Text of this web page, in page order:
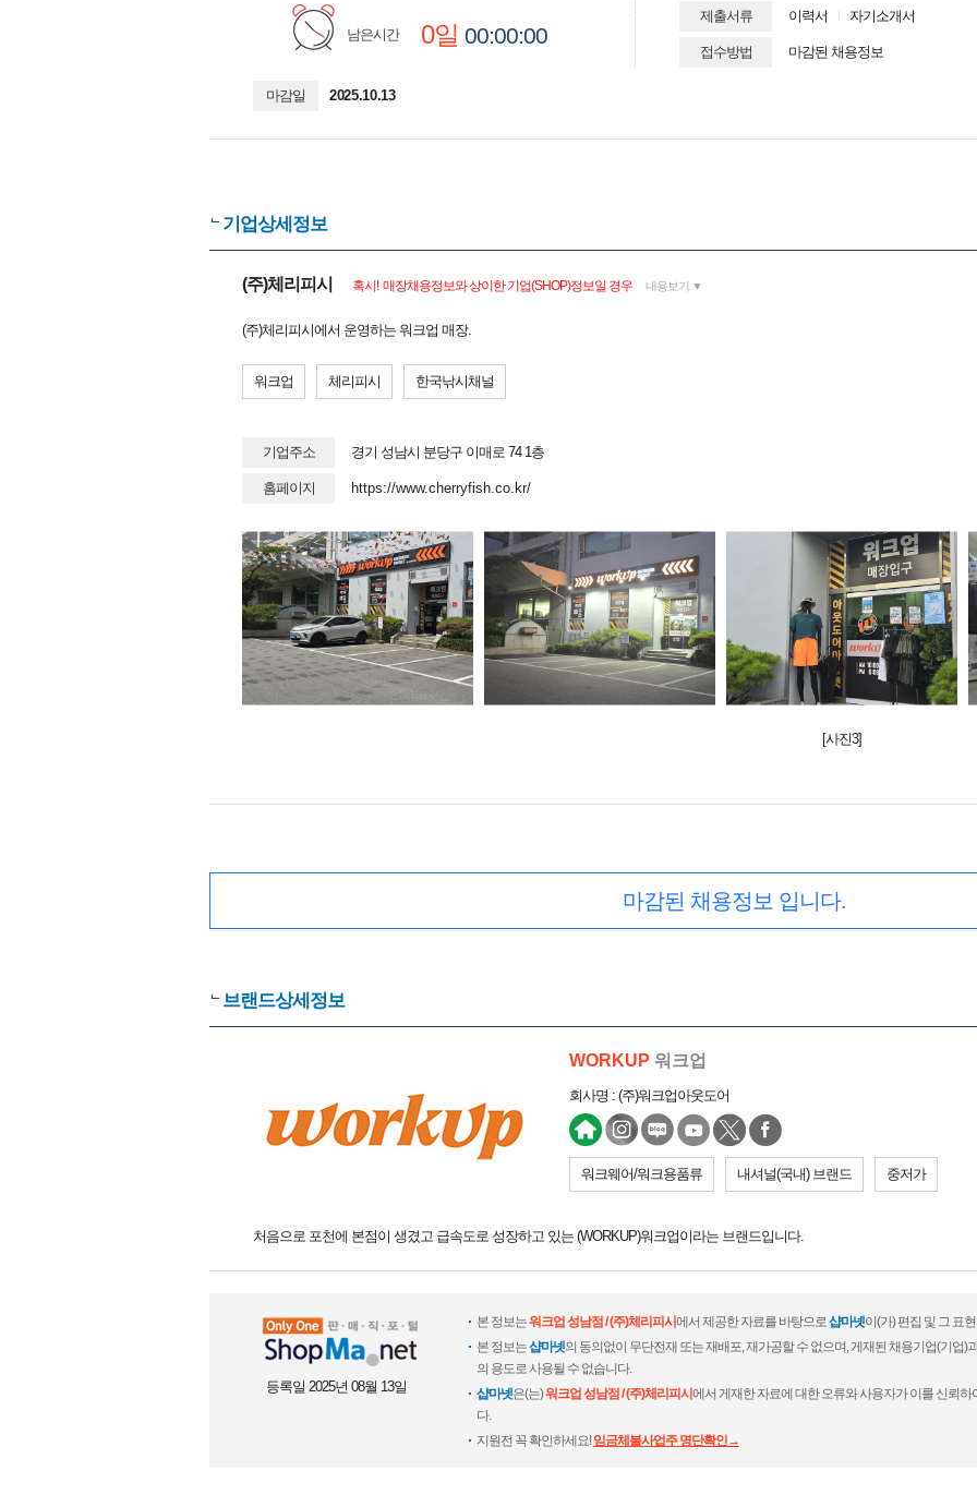
남은시간 0일 00:00:00
마감일 2025.10.13
제출서류 이력서 자기소개서
접수방법 마감된 채용정보
기업상세정보
(주)체리피시 혹시! 매장채용정보와 상이한 기업(SHOP)정보일 경우 내용보기 ▼
(주)체리피시에서 운영하는 워크업 매장.
워크업 체리피시 한국낚시채널
기업주소 경기 성남시 분당구 이매로 74 1층
홈페이지 https://www.cherryfish.co.kr/
[사진3]
마감된 채용정보 입니다.
브랜드상세정보
WORKUP 워크업
회사명 : (주)워크업아웃도어
워크웨어/워크용품류 내셔널(국내) 브랜드 중저가
처음으로 포천에 본점이 생겼고 급속도로 성장하고 있는 (WORKUP)워크업이라는 브랜드입니다.
등록일 2025년 08월 13일
본 정보는워크업 성남점 / (주)체리피시 에서 제공한 자료를 바탕으로샵마넷이(가) 편집 및 그 표
본 정보는샵마넷의 동의없이 무단전재 또는 재배포, 재가공할 수 없으며, 게재된 채용기업(기업)
의 용도로 사용될 수 없습니다.
샵마넷은(는)워크업 성남점 / (주)체리피시 에서 게재한 자료에 대한 오류와 사용자가 이를 신뢰
다.
지원전 꼭 확인하세요!임금체불사업주 명단확인→